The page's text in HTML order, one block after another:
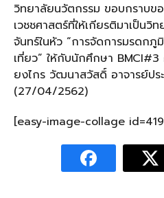
วิทยาลัยนวัตกรรม ขอบกราบ
เวชชศาสตร์ที่ให้เกียรติมาเป็นวิ
จันทร์ในหัว “การจัดการมรดก
เที่ยว” ให้กับนักศึกษา
ยงไกร วัฒนาสวัสดิ์ อาจารย์ปร
(27/04/2562)
[easy-image-collage